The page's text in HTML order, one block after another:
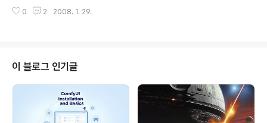
ouis) 인근에 있는 Forest Lake이라는 새로 개발된 주거 단지를 선전하는 비
그러면서도 너무나 자연스럽네요. 구글어스가 등장한 이후로 3D 모델, 3D 도
시가 발전해 온 과정을 보면, 언젠가는 가상지구도 이 비디오가 보여주는 정..
0 2 2008. 1. 29.
이 블로그 인기글